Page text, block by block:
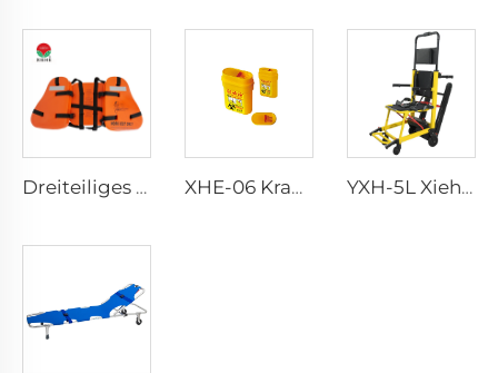
Dreiteiliges Arbeitsleben Weste für Erwachsene XHE-06 Krankenhauswiederholbarer Scharfenbehälter YXH-5L Xiehe Treppensteigrollstuhl Elektrischer Treppenstuhl